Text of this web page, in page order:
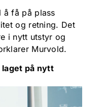
å få på plass
og retning. Det
i nytt utstyr og
Murvold.
laget på nytt